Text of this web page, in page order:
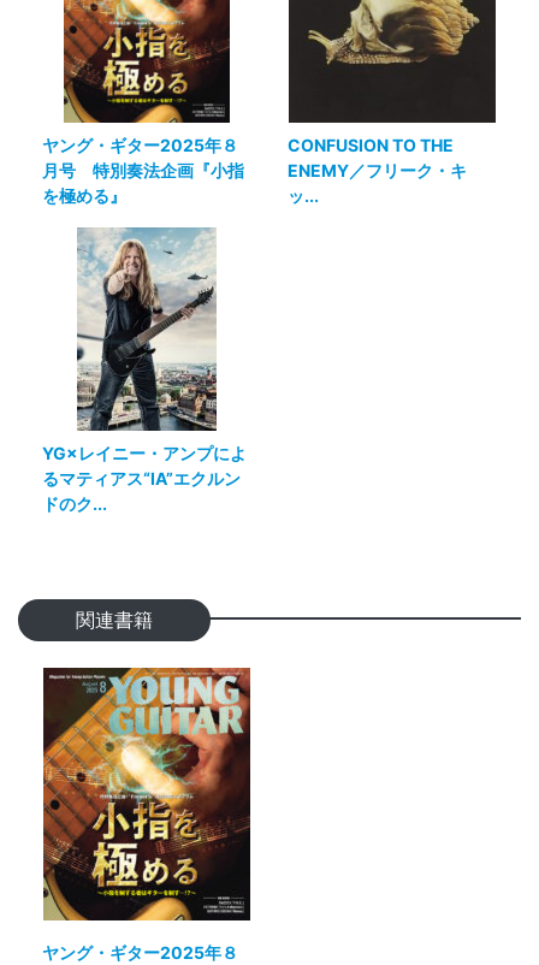
ヤング・ギター2025年８
月号 特別奏法企画『小指
を極める』
CONFUSION TO THE
ENEMY／フリーク・キ
ッ...
YG×レイニー・アンプによ
るマティアス“IA”エクルン
ドのク...
関連書籍
ヤング・ギター2025年８